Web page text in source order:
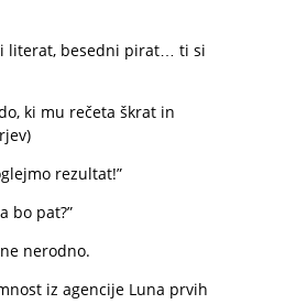
literat, besedni pirat… ti si
ki mu rečeta škrat in
rezultat!”
bo pat?”
nerodno.
iz agencije Luna prvih